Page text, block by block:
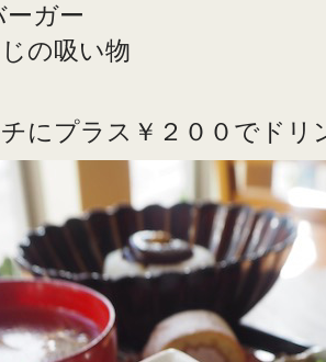
ーガー
の吸い物
にプラス￥２００でドリ